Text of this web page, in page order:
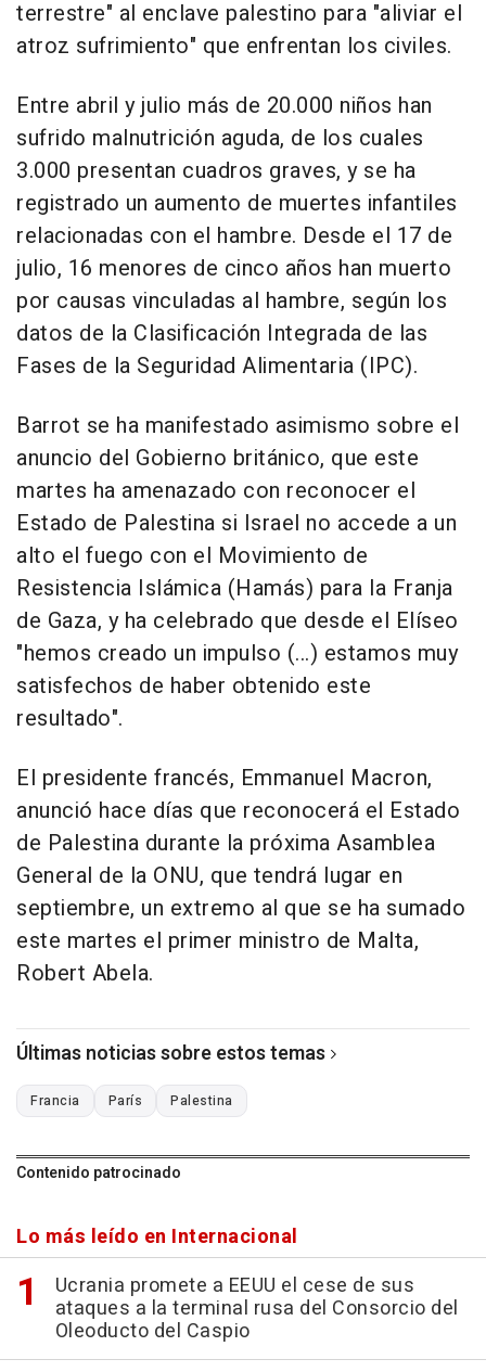
terrestre" al enclave palestino para "aliviar el
atroz sufrimiento" que enfrentan los civiles.
Entre abril y julio más de 20.000 niños han
sufrido malnutrición aguda, de los cuales
3.000 presentan cuadros graves, y se ha
registrado un aumento de muertes infantiles
relacionadas con el hambre. Desde el 17 de
julio, 16 menores de cinco años han muerto
por causas vinculadas al hambre, según los
datos de la Clasificación Integrada de las
Fases de la Seguridad Alimentaria (IPC).
Barrot se ha manifestado asimismo sobre el
anuncio del Gobierno británico, que este
martes ha amenazado con reconocer el
Estado de Palestina si Israel no accede a un
alto el fuego con el Movimiento de
Resistencia Islámica (Hamás) para la Franja
de Gaza, y ha celebrado que desde el Elíseo
"hemos creado un impulso (...) estamos muy
satisfechos de haber obtenido este
resultado".
El presidente francés, Emmanuel Macron,
anunció hace días que reconocerá el Estado
de Palestina durante la próxima Asamblea
General de la ONU, que tendrá lugar en
septiembre, un extremo al que se ha sumado
este martes el primer ministro de Malta,
Robert Abela.
Últimas noticias sobre estos temas
Francia París Palestina
Contenido patrocinado
Lo más leído en Internacional
Ucrania promete a EEUU el cese de sus
ataques a la terminal rusa del Consorcio del
Oleoducto del Caspio